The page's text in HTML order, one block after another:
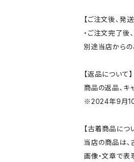
【ご注文後、発
・ご注文完了後
別途当店からの
【返品について】
商品の返品、キ
※2024年9月10
【古着商品につ
当店の商品は、
画像・文章で表